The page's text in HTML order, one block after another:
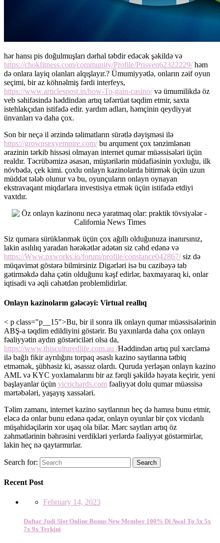
hər hansı pis doğulmuşları dərhal təbdir edəcək şəkildə və
https://chokfitness.com/community/Profile/Prisven62322229/həm
də onlara layiq olanları alqışlayır.? Ümumiyyətlə, onların zəif oyun
seçimi, bir az köhnəlmiş fərdi interfeys,
https://www.articlespost.in/how-To-gain-casino/və ümumilikdə öz
veb səhifəsində həddindən artıq təfərrüat təqdim etmir, saxta
istehlakçıdan istifadə edir. yardım adları, həmçinin qeydiyyat
ünvanları və daha çox.
Son bir neçə il ərzində təlimatların sürətlə dəyişməsi ilə
https://grownsexyempire.com/bu arqument çox tənzimlənən
ərazinin tərkib hissəsi olmayan internet qumar müəssisələri üçün
realdır. Təcrübəmizə əsasən, müştərilərin müdafiəsinin yoxluğu, ilk
növbədə, çek kimi. çoxlu onlayn kazinolarda bitirmək üçün uzun
müddət tələb olunur və bu, oyunçuların onlayn oynayan
ekstravaqant miqdarlara investisiya etmək üçün istifadə etdiyi
vaxtdır.
Siz qumara sürüklənmək üçün çox ağıllı olduğunuza inanırsınız,
lakin asılılıq yaradan hərəkətlər adətən siz cəhd edənə və
https://Www.pxworks.io/forum/profile/constance042867/siz də
müqavimət göstərə bilmirsiniz Digərləri isə bu cazibəyə tab
gətirməkdə daha çətin olduğunu kəşf edirlər, baxmayaraq ki, onlar
iqtisadi və əqli cəhətdən problemlidirlər.
Onlayn kazinoların gələcəyi: Virtual reallıq
< p class="p__15">Bu, bir il sonra ilk onlayn qumar müəssisələrinin
ABŞ-a təqdim edildiyini göstərir. Bu yaxınlarda daha çox onlayn
fəaliyyətin aydın göstəriciləri olsa da,
https://www.thisculturedlife.com.au /Həddindən artıq pul xərcləmə
ilə bağlı fikir ayrılığını torpaq əsaslı kazino saytlarına tətbiq
etməmək, şübhəsiz ki, əsassız olardı. Quruda yerləşən onlayn kazino
AML və KYC yoxlamalarını bir az fərqli şəkildə həyata keçirir, yeni
başlayanlar üçün vicrichards.com fəaliyyət dolu qumar müəssisə
mərtəbələri, yaşayış xassələri.
Təlim zamanı, internet kazino saytlarının heç də hamısı bunu etmir,
eləcə də onlar bunu edənə qədər, onlayn oyunlar bir çox vicdanlı
müşahidəçilərin xor uşaq ola bilər. Mərc saytları artıq öz
zəhmətlərinin bəhrəsini verdikləri yerlərdə fəaliyyət göstərmirlər,
lakin heç nə qaytarmırlar.
Search for: Search
Recent Post
February 14, 2023
Daftar Judi Slot Online Bonus New Member 100% Di Awal To 3x 5x
7x 9x Terkini